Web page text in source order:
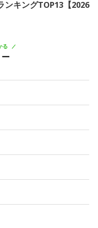
ンキングTOP13【2026
る